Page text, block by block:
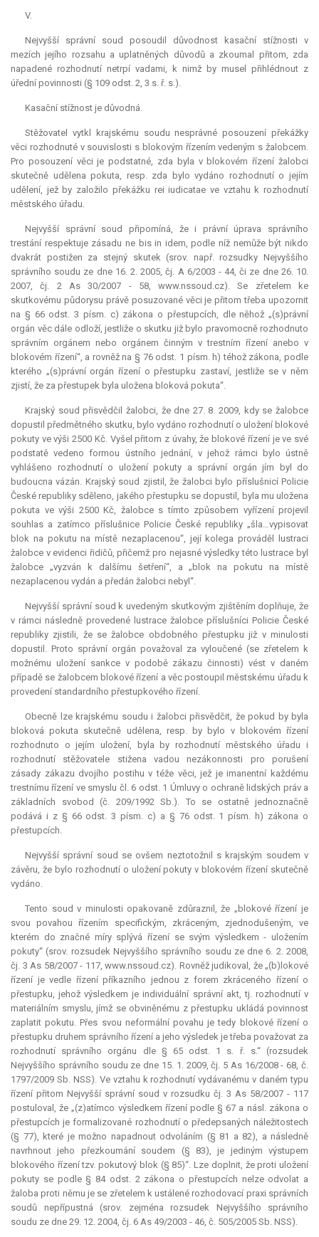
V.
Nejvyšší správní soud posoudil důvodnost kasační stížnosti v
mezích jejího rozsahu a uplatněných důvodů a zkoumal přitom, zda
napadené rozhodnutí netrpí vadami, k nimž by musel přihlédnout z
úřední povinnosti (§ 109 odst. 2, 3 s. ř. s.).
Kasační stížnost je důvodná.
Stěžovatel vytkl krajskému soudu nesprávné posouzení překážky
věci rozhodnuté v souvislosti s blokovým řízením vedeným s žalobcem.
Pro posouzení věci je podstatné, zda byla v blokovém řízení žalobci
skutečně udělena pokuta, resp. zda bylo vydáno rozhodnutí o jejím
udělení, jež by založilo překážku rei iudicatae ve vztahu k rozhodnutí
městského úřadu.
Nejvyšší správní soud připomíná, že i právní úprava správního
trestání respektuje zásadu ne bis in idem, podle níž nemůže být nikdo
dvakrát postižen za stejný skutek (srov. např. rozsudky Nejvyššího
správního soudu ze dne 16. 2. 2005, čj. A 6/2003 - 44, či ze dne 26. 10.
2007, čj. 2 As 30/2007 - 58, www.nssoud.cz). Se zřetelem ke
skutkovému půdorysu právě posuzované věci je přitom třeba upozornit
na § 66 odst. 3 písm. c) zákona o přestupcích, dle něhož „(s)právní
orgán věc dále odloží, jestliže o skutku již bylo pravomocně rozhodnuto
správním orgánem nebo orgánem činným v trestním řízení anebo v
blokovém řízení“, a rovněž na § 76 odst. 1 písm. h) téhož zákona, podle
kterého „(s)právní orgán řízení o přestupku zastaví, jestliže se v něm
zjistí, že za přestupek byla uložena bloková pokuta“.
Krajský soud přisvědčil žalobci, že dne 27. 8. 2009, kdy se žalobce
dopustil předmětného skutku, bylo vydáno rozhodnutí o uložení blokové
pokuty ve výši 2500 Kč. Vyšel přitom z úvahy, že blokové řízení je ve své
podstatě vedeno formou ústního jednání, v jehož rámci bylo ústně
vyhlášeno rozhodnutí o uložení pokuty a správní orgán jím byl do
budoucna vázán. Krajský soud zjistil, že žalobci bylo příslušnicí Policie
České republiky sděleno, jakého přestupku se dopustil, byla mu uložena
pokuta ve výši 2500 Kč, žalobce s tímto způsobem vyřízení projevil
souhlas a zatímco příslušnice Policie České republiky „šla…vypisovat
blok na pokutu na místě nezaplacenou“, její kolega prováděl lustraci
žalobce v evidenci řidičů, přičemž pro nejasné výsledky této lustrace byl
žalobce „vyzván k dalšímu šetření“, a „blok na pokutu na místě
nezaplacenou vydán a předán žalobci nebyl“.
Nejvyšší správní soud k uvedeným skutkovým zjištěním doplňuje, že
v rámci následně provedené lustrace žalobce příslušníci Policie České
republiky zjistili, že se žalobce obdobného přestupku již v minulosti
dopustil. Proto správní orgán považoval za vyloučené (se zřetelem k
možnému uložení sankce v podobě zákazu činnosti) vést v daném
případě se žalobcem blokové řízení a věc postoupil městskému úřadu k
provedení standardního přestupkového řízení.
Obecně lze krajskému soudu i žalobci přisvědčit, že pokud by byla
bloková pokuta skutečně udělena, resp. by bylo v blokovém řízení
rozhodnuto o jejím uložení, byla by rozhodnutí městského úřadu i
rozhodnutí stěžovatele stižena vadou nezákonnosti pro porušení
zásady zákazu dvojího postihu v téže věci, jež jeimanentní každému
trestnímu řízení ve smyslu čl. 6 odst. 1 Úmluvy o ochraně lidských práv a
základních svobod (č. 209/1992 Sb.). To se ostatně jednoznačně
podává i z § 66 odst. 3 písm. c) a § 76 odst. 1 písm. h) zákona o
přestupcích.
Nejvyšší správní soud se ovšem neztotožnil s krajským soudem v
závěru, že bylo rozhodnutí o uložení pokuty v blokovém řízení skutečně
vydáno.
Tento soud v minulosti opakovaně zdůraznil, že „blokové řízení je
svou povahou řízením specifickým, zkráceným, zjednodušeným, ve
kterém do značné míry splývá řízení se svým výsledkem - uložením
pokuty“ (srov. rozsudek Nejvyššího správního soudu ze dne 6. 2. 2008,
čj. 3 As 58/2007 - 117, www.nssoud.cz). Rovněž judikoval, že „(b)lokové
řízení je vedle řízení příkazního jednou z forem zkráceného řízení o
přestupku, jehož výsledkem je individuální správní akt, tj. rozhodnutí v
materiálním smyslu, jímž se obviněnému z přestupku ukládá povinnost
zaplatit pokutu. Přes svou neformální povahu je tedy blokové řízení o
přestupku druhem správního řízení a jeho výsledek je třeba považovat za
rozhodnutí správního orgánu dle § 65 odst. 1 s. ř. s.“ (rozsudek
Nejvyššího správního soudu ze dne 15. 1. 2009, čj. 5 As 16/2008 - 68, č.
1797/2009 Sb. NSS). Ve vztahu k rozhodnutí vydávanému v daném typu
řízení přitom Nejvyšší správní soud v rozsudku čj. 3 As 58/2007 - 117
postuloval, že „(z)atímco výsledkem řízení podle § 67 a násl. zákona o
přestupcích je formalizované rozhodnutí o předepsaných náležitostech
(§ 77), které je možno napadnout odvoláním (§ 81 a 82), a následně
navrhnout jeho přezkoumání soudem (§ 83), je jediným výstupem
blokového řízení tzv. pokutový blok (§ 85)“. Lze doplnit, že proti uložení
pokuty se podle § 84 odst. 2 zákona o přestupcích nelze odvolat a
žaloba proti němu je se zřetelem k ustálené rozhodovací praxi správních
soudů nepřípustná (srov. zejména rozsudek Nejvyššího správního
soudu ze dne 29. 12. 2004, čj. 6 As 49/2003 - 46, č. 505/2005 Sb. NSS).